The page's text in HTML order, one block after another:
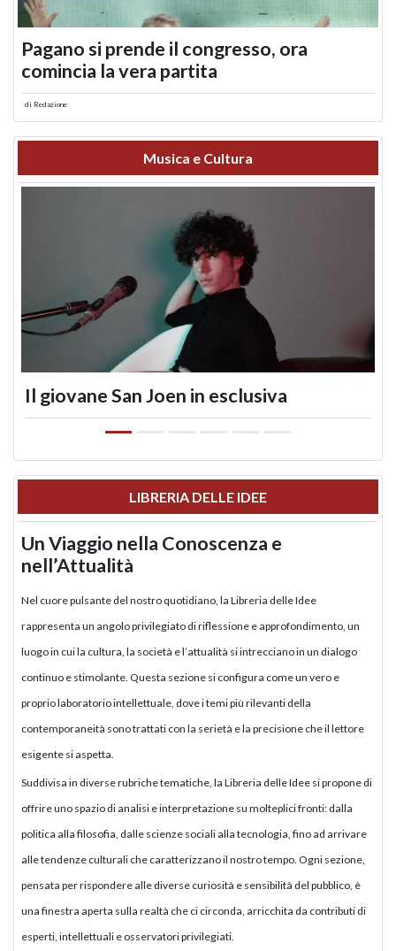
Pagano si prende il congresso, ora
comincia la vera partita
di Redazione
Musica e Cultura
Il giovane San Joen in esclusiva
LIBRERIA DELLE IDEE
Un Viaggio nella Conoscenza e
nell’Attualità
Nel cuore pulsante del nostro quotidiano, la Libreria delle Idee
rappresenta un angolo privilegiato di riflessione e approfondimento, un
luogo in cui la cultura, la società e l’attualità si intrecciano in un dialogo
continuo e stimolante. Questa sezione si configura come un vero e
proprio laboratorio intellettuale, dove i temi più rilevanti della
contemporaneità sono trattati con la serietà e la precisione che il lettore
esigente si aspetta.
Suddivisa in diverse rubriche tematiche, la Libreria delle Idee si propone di
offrire uno spazio di analisi e interpretazione su molteplici fronti: dalla
politica alla filosofia, dalle scienze sociali alla tecnologia, fino ad arrivare
alle tendenze culturali che caratterizzano il nostro tempo. Ogni sezione,
pensata per rispondere alle diverse curiosità e sensibilità del pubblico, è
una finestra aperta sulla realtà che ci circonda, arricchita da contributi di
esperti, intellettuali e osservatori privilegiati.